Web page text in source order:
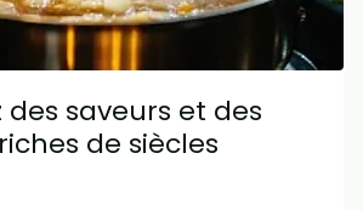
des saveurs et des
de siècles